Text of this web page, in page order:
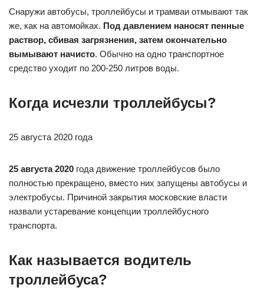
Снаружи автобусы, троллейбусы и трамваи отмывают так
же, как на автомойках. Под давлением наносят пенные
раствор, сбивая загрязнения, затем окончательно
вымывают начисто. Обычно на одно транспортное
средство уходит по 200-250 литров воды.
Когда исчезли троллейбусы?
25 августа 2020 года
25 августа 2020 года движение троллейбусов было
полностью прекращено, вместо них запущены автобусы и
электробусы. Причиной закрытия московские власти
назвали устаревание концепции троллейбусного
транспорта.
Как называется водитель
троллейбуса?